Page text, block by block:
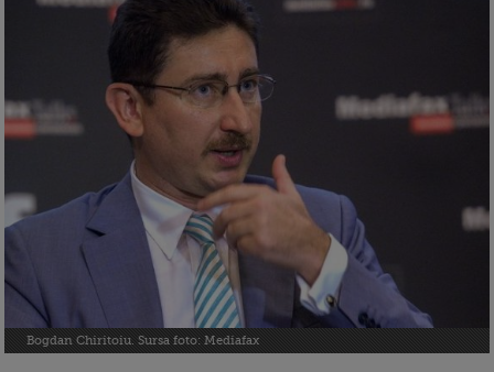
Bogdan Chiritoiu. Sursa foto: Mediafax